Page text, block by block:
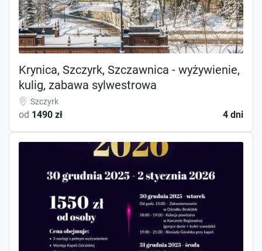
Krynica, Szczyrk, Szczawnica - wyżywienie,
kulig, zabawa sylwestrowa
Szczyrk
od 1490 zł 4 dni